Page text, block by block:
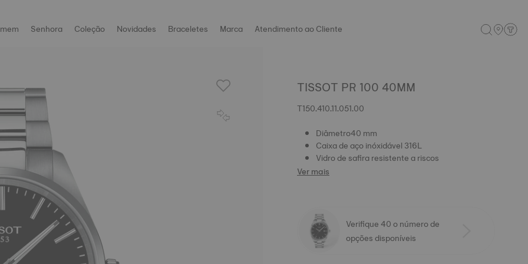
Senhora Coleção Novidades Braceletes Marca Atendimento ao Cliente
TISSOT PR 100 40MM
T150.410.11.051.00
Diâmetro40 mm
Caixa de aço inóxidável 316L
Vidro de safira resistente a riscos
Ver mais
Verifique 40 o número de
opções disponíveis